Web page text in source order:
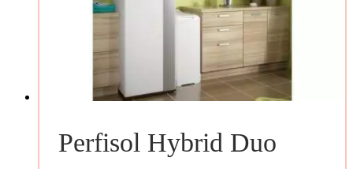
Perfisol Hybrid Duo